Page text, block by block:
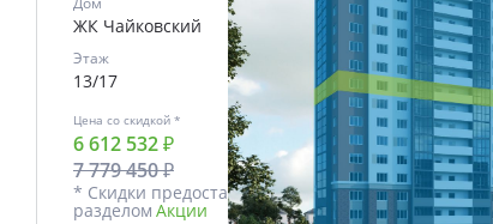
ЖК Чайковский
Этаж
13/17
Цена со скидкой *
6 612 532 ₽
7 779 450 ₽
В ипотеку
от28228 ₽/мес.
* Скидки предоставляются в соответствии с
разделом Акции